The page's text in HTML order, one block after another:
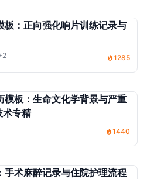
板：正向强化响片训练记录与
1285
模板：生命文化学背景与严重
专精
1440
手术麻醉记录与住院护理流程